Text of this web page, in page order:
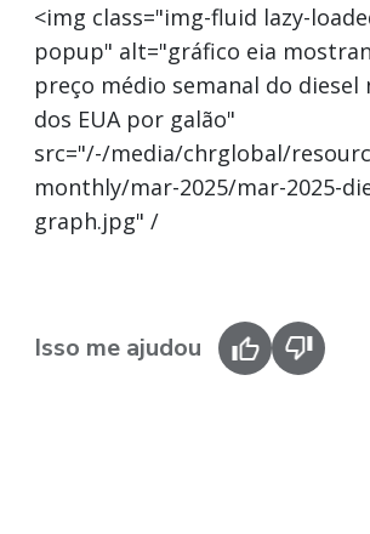
<img class="img-fluid lazy-
popup" alt="gráfico eia
preço médio semanal do diesel
dos EUA por galão"
src="/-/media/chrglobal/
monthly/mar-2025/mar-2025-
graph.jpg" /
Isso me ajudou